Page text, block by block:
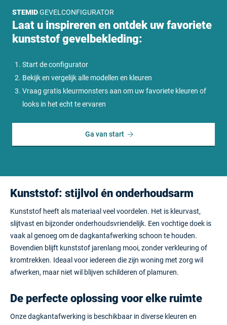
STEMIDGEVELCONFIGURATOR
Laat u inspireren en ontdek uw favoriete
kunststof gevelbekleding:
Start de configurator
Bekijk en vergelijk alle modellen en kleuren
Vraag gratis kleurmonsters aan om uw favoriete kleuren of
looks in het echt te ervaren
Ga van start
Kunststof: stijlvol én onderhoudsarm
Kunststof heeft als materiaal veel voordelen. Het is kleurvast,
slijtvast en bijzonder onderhoudsvriendelijk. Een vochtige doek is
vaak al genoeg om de dagkantafwerking schoon te houden.
Bovendien blijft kunststof jarenlang mooi, zonder verkleuring of
kromtrekken. Ideaal voor iedereen die zijn woning met zorg wil
afwerken, maar niet wil blijven schilderen of plamuren.
De perfecte oplossing voor elke ruimte
Onze dagkantafwerking is beschikbaar in diverse kleuren en